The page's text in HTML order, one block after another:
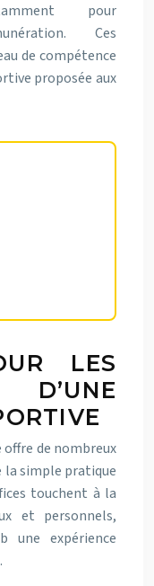
pour
Ces
de compétence
proposée aux
LES
de nombreux
la simple pratique
touchent à la
et personnels,
une expérience